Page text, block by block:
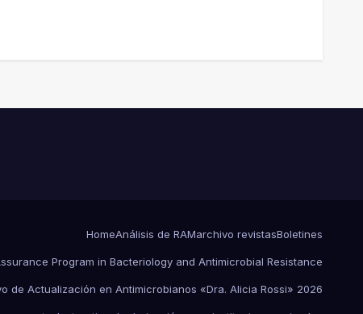
HomeAnálisis de RAMarchivo revistasBoletines
Program in Bacteriology and Antimicrobial Resistance
de Actualización en Antimicrobianos «Dra. Alicia Rossi» 2026